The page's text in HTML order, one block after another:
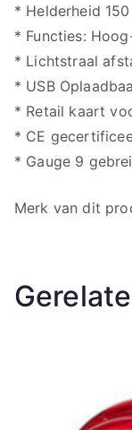
* Helderheid 150
* Functies:
* Lichtstraal
* USB
* Retail kaart
* CE
* Gauge 9
Merk van dit